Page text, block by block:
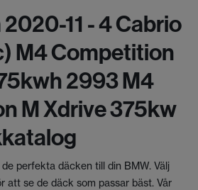
11 - 4 Cabrio
M4 Competition
2993 M4
M Xdrive 375kw
perfekta däcken till din BMW. Välj
att se de däck som passar bäst. Vår